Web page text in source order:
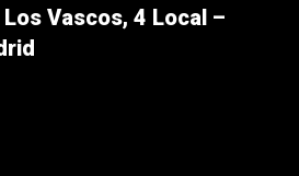
Los Vascos, 4 Local –